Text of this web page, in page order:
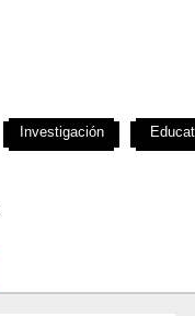
Investigación